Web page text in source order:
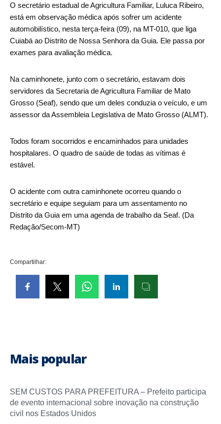
O secretário estadual de Agricultura Familiar, Luluca Ribeiro,
está em observação médica após sofrer um acidente
automobilístico, nesta terça-feira (09), na MT-010, que liga
Cuiabá ao Distrito de Nossa Senhora da Guia. Ele passa por
exames para avaliação médica.
Na caminhonete, junto com o secretário, estavam dois
servidores da Secretaria de Agricultura Familiar de Mato
Grosso (Seaf), sendo que um deles conduzia o veículo, e um
assessor da Assembleia Legislativa de Mato Grosso (ALMT).
Todos foram socorridos e encaminhados para unidades
hospitalares. O quadro de saúde de todas as vítimas é
estável.
O acidente com outra caminhonete ocorreu quando o
secretário e equipe seguiam para um assentamento no
Distrito da Guia em uma agenda de trabalho da Seaf. (Da
Redação/Secom-MT)
Compartilhar:
Mais popular
SEM CUSTOS PARA PREFEITURA – Prefeito participa
de evento internacional sobre inovação na construção
civil nos Estados Unidos